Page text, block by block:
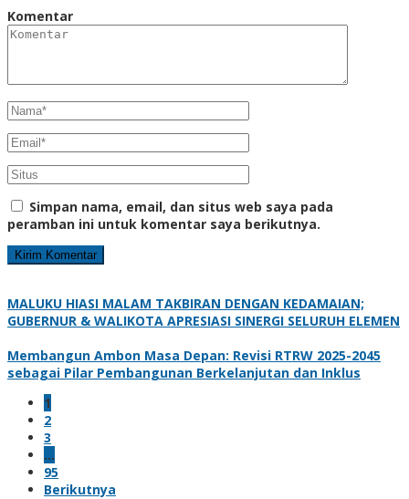
Komentar
Simpan nama, email, dan situs web saya pada
peramban ini untuk komentar saya berikutnya.
MALUKU HIASI MALAM TAKBIRAN DENGAN KEDAMAIAN;
GUBERNUR & WALIKOTA APRESIASI SINERGI SELURUH ELEMEN
Membangun Ambon Masa Depan: Revisi RTRW 2025-2045
sebagai Pilar Pembangunan Berkelanjutan dan Inklus
1
2
3
…
95
Berikutnya